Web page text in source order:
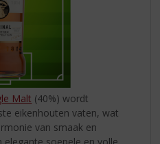
Malt (40%) wordt
eikenhouten vaten, wat
van smaak en